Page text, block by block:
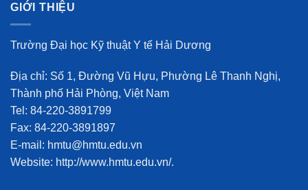
GIỚI THIỆU
Trường Đại học Kỹ thuật Y tế Hải Dương
Địa chỉ: Số 1, Đường Vũ Hựu, Phường Lê Thanh Nghị,
Thành phố Hải Phòng, Việt Nam
Tel: 84-220-3891799
Fax: 84-220-3891897
E-mail: hmtu@hmtu.edu.vn
Website: http://www.hmtu.edu.vn/.